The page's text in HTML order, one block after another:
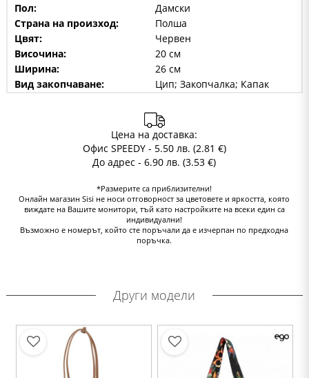
Пол:
Дамски
Страна на произход:
Полша
Цвят:
Червен
Височина:
20 см
Ширина:
26 см
Вид закопчаване:
Цип; Закопчалка; Капак
Цена на доставка:
Офис SPEEDY - 5.50 лв. (2.81 €)
До адрес - 6.90 лв. (3.53 €)
*Размерите са приблизителни!
Онлайн магазин Sisi не носи отговорност за цветовете и яркостта, която
виждате на Вашите монитори, тъй като настройките на всеки един са
индивидуални!
Възможно е номерът, който сте поръчали да е изчерпан по предходна
поръчка.
Други модели